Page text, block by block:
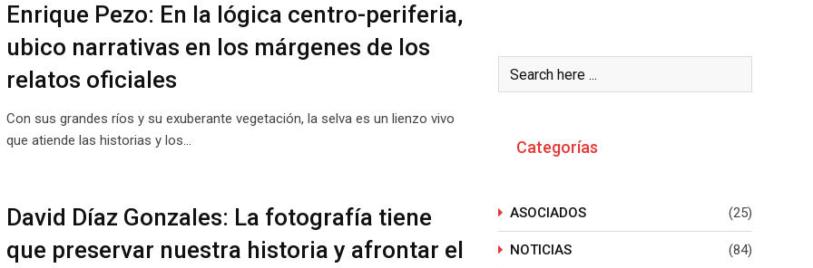
Enrique Pezo: En la lógica centro-periferia,
ubico narrativas en los márgenes de los
relatos oficiales
Con sus grandes ríos y su exuberante vegetación, la selva es un lienzo vivo
que atiende las historias y los…
David Díaz Gonzales: La fotografía tiene
que preservar nuestra historia y afrontar el
Categorías
ASOCIADOS (25)
NOTICIAS (84)